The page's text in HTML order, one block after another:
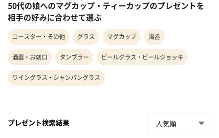
50代の娘へのマグカップ・ティーカップのプレゼントを
相手の好みに合わせて選ぶ
コースター・その他 グラス マグカップ 湯呑
酒器・お猪口 タンブラー ビールグラス・ビールジョッキ
ワイングラス・シャンパングラス
プレゼント検索結果